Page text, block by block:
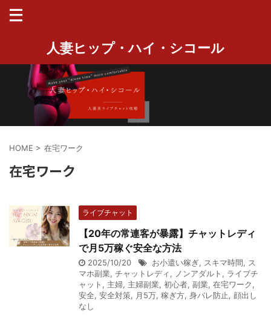
人妻ヒップ・ハイ・シコール
HOME > 在宅ワーク
在宅ワーク
ライブチャット
【20年の常連客が暴露】チャットレディ
で月5万稼ぐ安全な方法
2025/10/20 お小遣い稼ぎ, スキマ時間, ス
マホ副業, チャットレディ, ノンアダルト , ライブチ
ャット , 主婦, 主婦副業, 初心者, 副業, 在宅ワーク,
安全, 安全対策, 月5万, 稼ぎ方, 身バレ防止, 顔出し
なし